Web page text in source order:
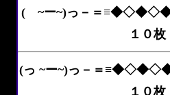
( ~ー~)っ－＝
１０枚
(っ ~ー~)っ－＝
１０枚